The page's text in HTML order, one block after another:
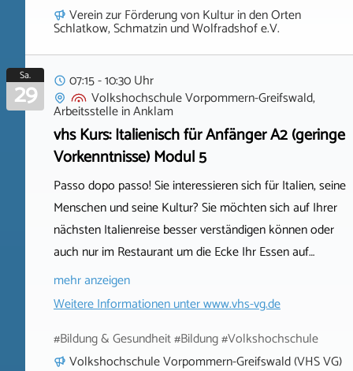
Verein zur Förderung von Kultur in den Orten
Schlatkow, Schmatzin und Wolfradshof e.V.
Sa.
29
07:15 - 10:30 Uhr
Volkshochschule Vorpommern-Greifswald,
ArbeitsstelleinAnklam
vhs Kurs: Italienisch für Anfänger A2 (geringe
Vorkenntnisse) Modul 5
Passo dopo passo! Sie interessieren sich für Italien, seine
Menschen und seine Kultur? Sie möchten sich auf Ihrer
nächsten Italienreise besser verständigen können oder
auch nur im Restaurant um die Ecke Ihr Essen auf…
mehr anzeigen
Weitere Informationen unterwww.vhs-vg.de
#Bildung & Gesundheit #Bildung #Volkshochschule
Volkshochschule Vorpommern-Greifswald (VHS VG)